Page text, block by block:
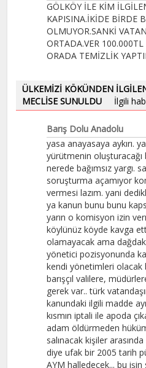
GÖLKÖY İLE KİM
KAPISINA.İKİDE BİRDE
OLMUYOR.SANKİ
ORTADA.VER
ORADA TEMİZLİK
ÜLKEMİZİ KÖKÜNDEN
MECLİSE SUNULDU
İlgili
Barış Dolu Anadolu
yasa anayasaya aykırı.
yürütmenin
nerede bağımsız yargı.
soruşturma açamıyor
vermesi lazım. yani
ya kanun bunu bunu
yarın o komisyon izin
köylünüz köyde kavga
olamayacak ama
yönetici pozisyonunda
kendi yönetimleri olacak
barışçıl valilere,
gerek var.. türk
kanundaki ilgili madde
kısmın iptali ile apoda
adam öldürmeden
salınacak kişiler
diye ufak bir 2005 tarih
AYM halledecek... bu işin